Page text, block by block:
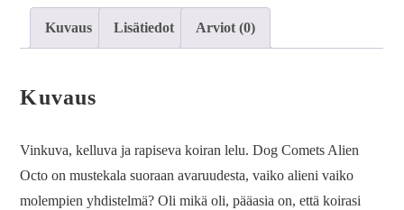
Kuvaus Lisätiedot Arviot (0)
Kuvaus
Vinkuva, kelluva ja rapiseva koiran lelu. Dog Comets Alien
Octo on mustekala suoraan avaruudesta, vaiko alieni vaiko
molempien yhdistelmä? Oli mikä oli, pääasia on, että koirasi